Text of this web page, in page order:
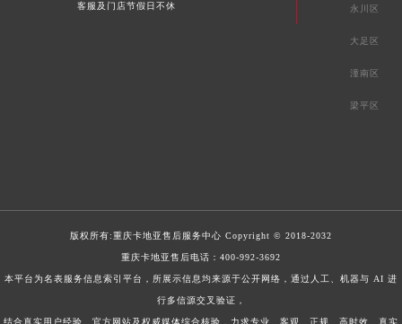
客服及门店节假日不休
永川区
大足区
潼南区
梁平区
版权所有:重庆卡地亚售后服务中心 Copyright © 2018-2032
重庆卡地亚售后电话： 400-992-3692
本平台为名表服务信息索引平台，所展示信息均来源于公开网络，通过人工、机器与 AI 进
行多信源交叉验证，
结合真实用户经验、官方网站及权威媒体综合核验，力求专业、客观、正规、高时效、真实